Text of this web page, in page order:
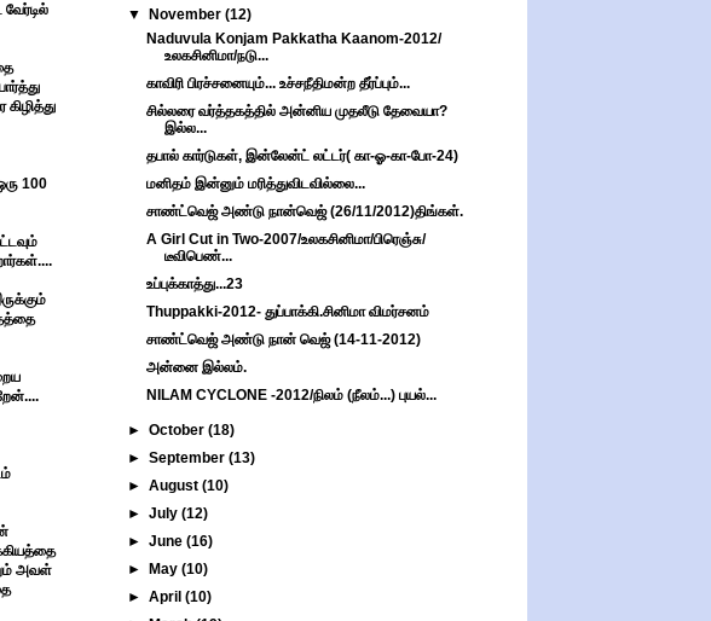
100
அவள்
▼
November(12)
Naduvula Konjam Pakkatha Kaanom-2012/
உலகசினிமா/நடு...
காவிரி பிரச்சனையும்... உச்சநீதிமன்ற தீர்ப்பும்...
சில்லரை வர்த்தகத்தில் அன்னிய முதலீடு தேவையா?
இல்ல...
தபால் கார்டுகள், இன்லேன்ட் லட்டர்( கா-ஓ-கா-போ-24)
மனிதம் இன்னும் மரித்துவிடவில்லை...
சாண்ட்வெஜ் அண்டு நான்வெஜ் (26/11/2012)திங்கள்.
A Girl Cut in Two-2007/உலகசினிமா/பிரெஞ்சு/
டீவிபெண்...
உப்புக்காத்து...23
Thuppakki-2012- துப்பாக்கி.சினிமா விமர்சனம்
சாண்ட்வெஜ் அண்டு நான் வெஜ் (14-11-2012)
அன்னை இல்லம்.
NILAM CYCLONE -2012/நிலம் (நீலம்...) புயல்...
►October(18)
►September(13)
►August(10)
►July(12)
►June(16)
►
May(10)
►April(10)